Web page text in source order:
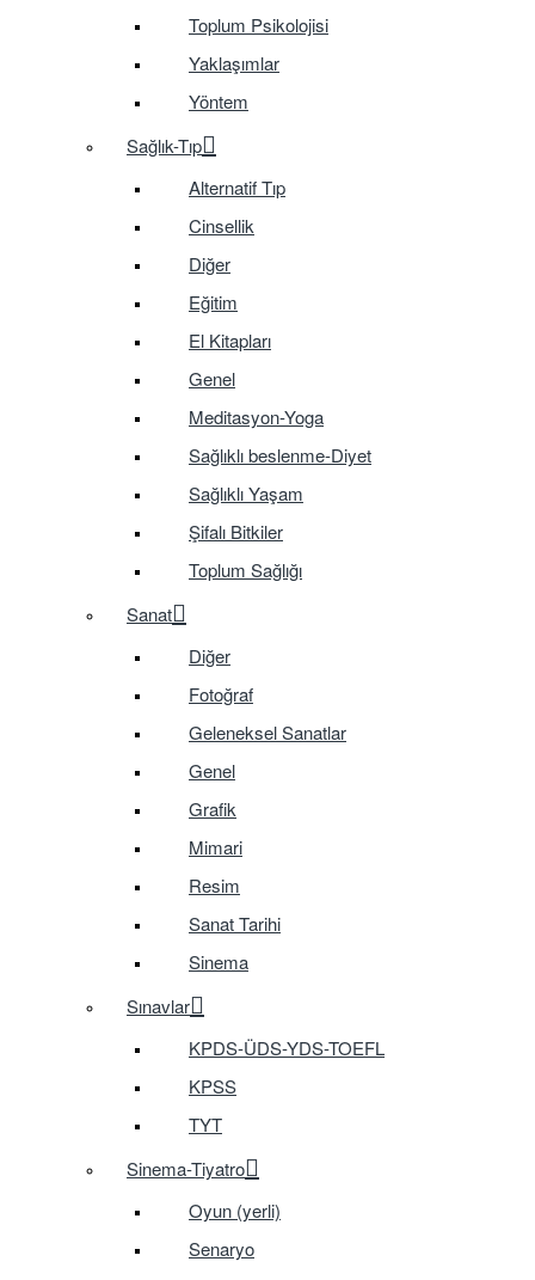
Toplum Psikolojisi
Yaklaşımlar
Yöntem
Sağlık-Tıp
Alternatif Tıp
Cinsellik
Diğer
Eğitim
El Kitapları
Genel
Meditasyon-Yoga
Sağlıklı beslenme-Diyet
Sağlıklı Yaşam
Şifalı Bitkiler
Toplum Sağlığı
Sanat
Diğer
Fotoğraf
Geleneksel Sanatlar
Genel
Grafik
Mimari
Resim
Sanat Tarihi
Sinema
Sınavlar
KPDS-ÜDS-YDS-TOEFL
KPSS
TYT
Sinema-Tiyatro
Oyun (yerli)
Senaryo